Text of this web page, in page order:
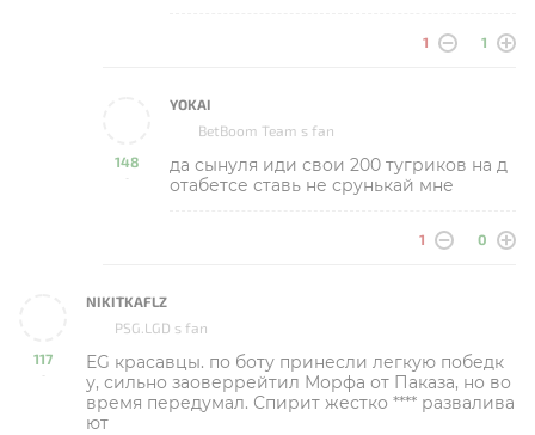
1 1
148
-
YOKAI
BetBoom Team s fan
да сынуля иди свои 200 тугриков на д
отабетсе ставь не срунькай мне
1 0
117
-
NIKITKAFLZ
PSG.LGD s fan
EG красавцы. по боту принесли легкую победк
у, сильно заоверрейтил Морфа от Паказа, но во
время передумал. Спирит жестко **** развалива
ют